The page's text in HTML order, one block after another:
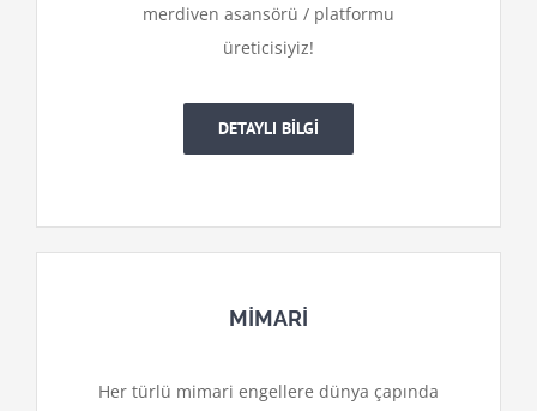
merdiven asansörü / platformu
üreticisiyiz!
DETAYLI BİLGİ
MİMARİ
Her türlü mimari engellere dünya çapında